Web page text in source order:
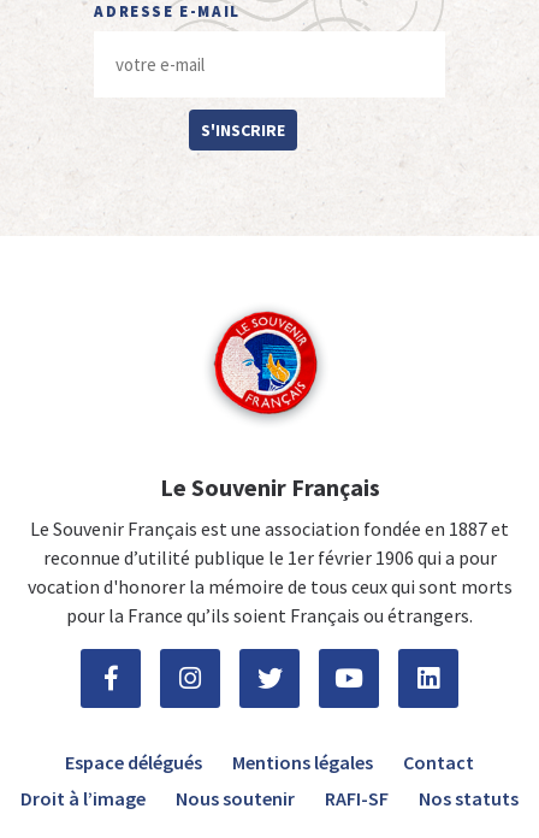
ADRESSE E-MAIL
S'INSCRIRE
Le Souvenir Français
Le Souvenir Français est une association fondée en 1887 et
reconnue d’utilité publique le 1er février 1906 qui a pour
vocation d'honorer la mémoire de tous ceux qui sont morts
pour la France qu’ils soient Français ou étrangers.
Espace délégués Mentions légales
Contact
Droit à l’image
Nous soutenir RAFI-SF Nos statuts